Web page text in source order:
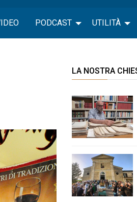
PODCAST UTILITÀ
LA NOSTRA